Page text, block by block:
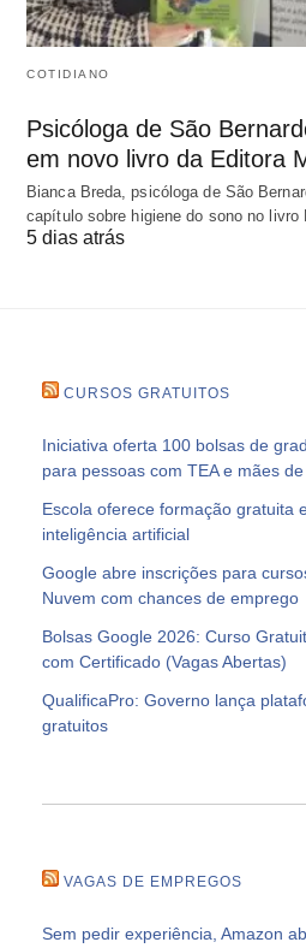
COTIDIANO
Psicóloga de São
em novo livro da Editora
Bianca Breda, psicóloga de São
capítulo sobre higiene do sono no
5 dias atrás
CURSOS GRATUITOS
Iniciativa oferta 100 bolsas de
para pessoas com TEA e mães
Escola oferece formação gratuita
inteligência artificial
Google abre inscrições para
Nuvem com chances de emprego
Bolsas Google 2026: Curso
com Certificado (Vagas Abertas)
QualificaPro: Governo lança
gratuitos
VAGAS DE EMPREGOS
Sem pedir experiência, Amazon